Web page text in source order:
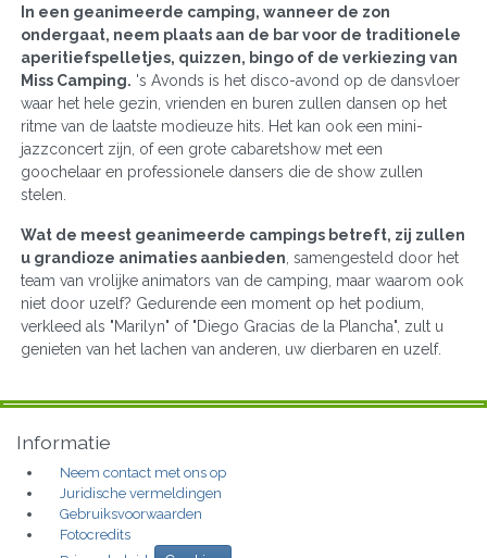
In een geanimeerde camping, wanneer de zon
ondergaat, neem plaats aan de bar voor de traditionele
aperitiefspelletjes, quizzen, bingo of de verkiezing van
Miss Camping. 's Avonds is het disco-avond op de dansvloer
waar het hele gezin, vrienden en buren zullen dansen op het
ritme van de laatste modieuze hits. Het kan ook een mini-
jazzconcert zijn, of een grote cabaretshow met een
goochelaar en professionele dansers die de show zullen
stelen.
Wat de meest geanimeerde campings betreft, zij zullen
u grandioze animaties aanbieden, samengesteld door het
team van vrolijke animators van de camping, maar waarom ook
niet door uzelf? Gedurende een moment op het podium,
verkleed als "Marilyn" of "Diego Gracias de la Plancha", zult u
genieten van het lachen van anderen, uw dierbaren en uzelf.
Informatie
Neem contact met ons op
Juridische vermeldingen
Gebruiksvoorwaarden
Fotocredits